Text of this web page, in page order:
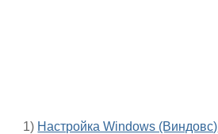
1) Настройка Windows (Виндовс)